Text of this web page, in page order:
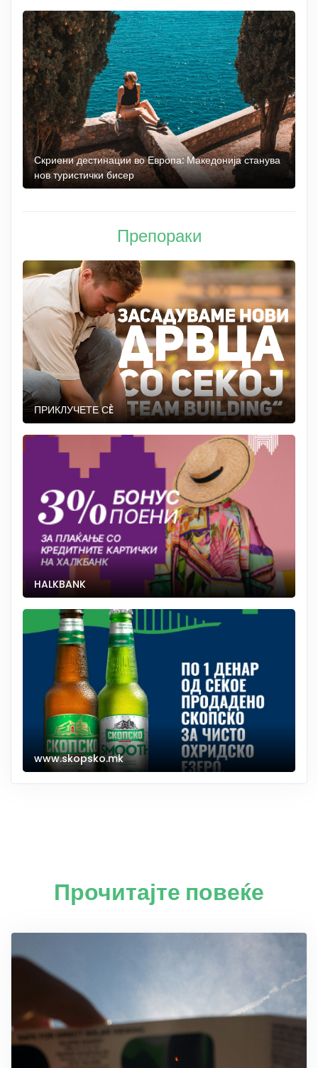
Скриени дестинации во Европа: Македонија станува
нов туристички бисер
Препораки
ПРИКЛУЧЕТЕ СÈ
HALKBANK
www.skopsko.mk
Прочитајте повеќе